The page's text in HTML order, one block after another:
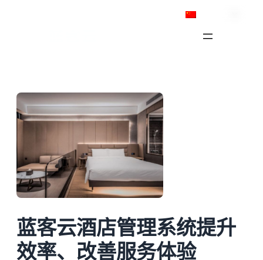
蓝客云酒店管理系统提升
效率、改善服务体验